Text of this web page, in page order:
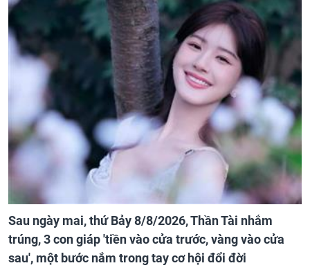
Sau ngày mai, thứ Bảy 8/8/2026, Thần Tài nhắm
trúng, 3 con giáp 'tiền vào cửa trước, vàng vào cửa
sau', một bước nắm trong tay cơ hội đổi đời